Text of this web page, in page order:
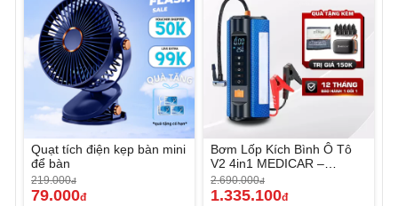
Quạt tích điện kẹp bàn mini
để bàn
219.000đ
79.000đ
Bơm Lốp Kích Bình Ô Tô
V2 4in1 MEDICAR –
12.000mAh
2.690.000đ
1.335.100đ